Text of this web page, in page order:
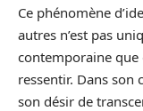
Ce phénomène
autres n’est pas
contemporaine que
ressentir. Dans son
son désir de